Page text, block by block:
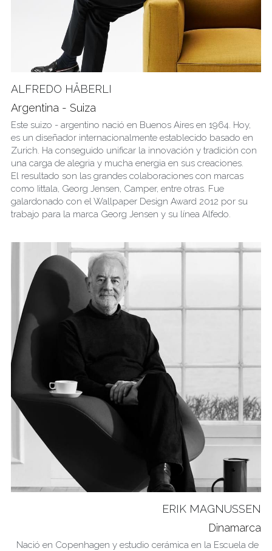
ALFREDO HÄBERLI
Argentina - Suiza
Este suizo - argentino nació en Buenos Aires en 1964. Hoy,
es un diseñador internacionalmente establecido basado en
Zurich. Ha conseguido unificar la innovación y tradición con
una carga de alegria y mucha energia en sus creaciones.
El resultado son las grandes colaboraciones con marcas
como Iittala, Georg Jensen, Camper, entre otras. Fue
galardonado con el Wallpaper Design Award 2012 por su
trabajo para la marca Georg Jensen y su línea Alfedo.
ERIK MAGNUSSEN
Dinamarca
Nació en Copenhagen y estudio cerámica en la Escuela de